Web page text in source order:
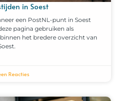
in Soest
een PostNL-punt in Soest
pagina gebruiken als
het bredere overzicht van
Reacties